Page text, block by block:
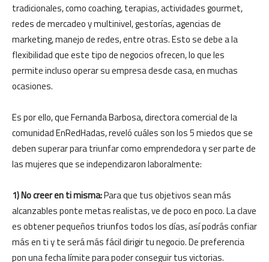
tradicionales, como coaching, terapias, actividades gourmet,
redes de mercadeo y multinivel, gestorías, agencias de
marketing, manejo de redes, entre otras. Esto se debe a la
flexibilidad que este tipo de negocios ofrecen, lo que les
permite incluso operar su empresa desde casa, en muchas
ocasiones.
Es por ello, que Fernanda Barbosa, directora comercial de la
comunidad EnRedHadas, reveló cuáles son los 5 miedos que se
deben superar para triunfar como emprendedora y ser parte de
las mujeres que se independizaron laboralmente:
1) No creer en ti misma:Para que tus objetivos sean más
alcanzables ponte metas realistas, ve de poco en poco. La clave
es obtener pequeños triunfos todos los días, así podrás confiar
más en ti y te será más fácil dirigir tu negocio. De preferencia
pon una fecha límite para poder conseguir tus victorias.